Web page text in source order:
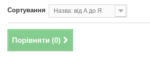
Сортування Назва: від А до Я
Порівняти (0)